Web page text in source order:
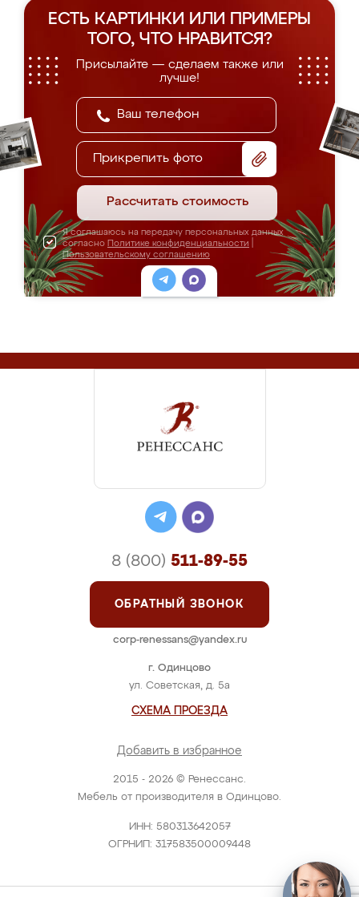
ЕСТЬ КАРТИНКИ ИЛИ ПРИМЕРЫ
ТОГО, ЧТО НРАВИТСЯ?
Присылайте — сделаем также или
лучше!
Прикрепить фото
Рассчитать стоимость
Я соглашаюсь на передачу персональных данных
согласно Политике конфиденциальности
Пользовательскому соглашению
2015 - 2026 © Ренессанс.
Мебель от производителя в Одинцово.
ИНН: 580313642057
ОГРНИП: 317583500009448
г. Одинцово
ул. Советская, д. 5а
СХЕМА ПРОЕЗДА
Добавить в избранное
8 (800) 511-89-55
ОБРАТНЫЙ ЗВОНОК
corp-renessans@yandex.ru